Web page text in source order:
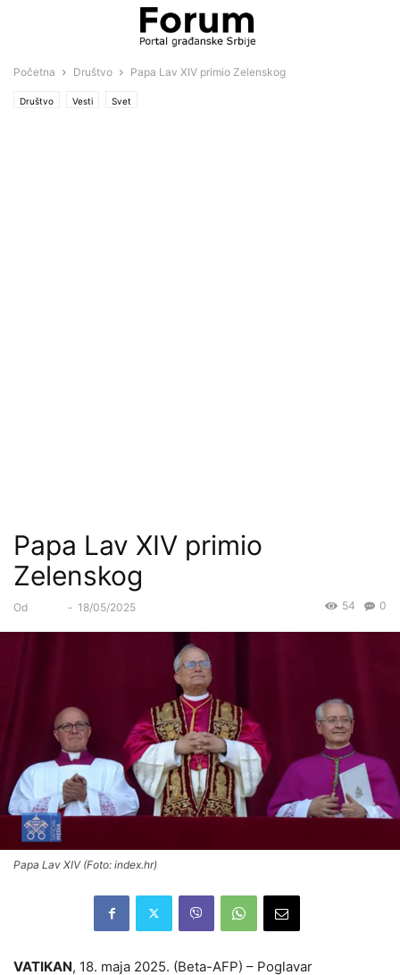
Početna Društvo Papa Lav XIV primio Zelenskog
Društvo Vesti Svet
Papa Lav XIV primio
Zelenskog
Od - 18/05/2025 0
54
Papa Lav XIV (Foto: index.hr)
VATIKAN, 18. maja 2025. (Beta-AFP) – Poglavar